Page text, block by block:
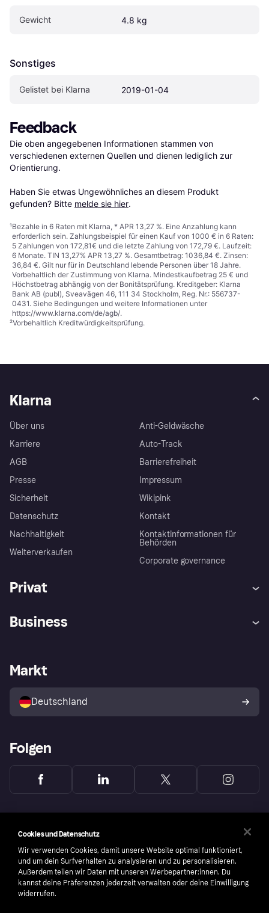
Gewicht 4.8 kg
Sonstiges
Gelistet bei Klarna 2019-01-04
Feedback
Die oben angegebenen Informationen stammen von
verschiedenen externen Quellen und dienen lediglich zur
Orientierung.
Haben Sie etwas Ungewöhnliches an diesem Produkt
gefunden? Bitte melde sie hier.
¹Bezahle in 6 Raten mit Klarna, * APR 13,27 %. Eine Anzahlung kann
erforderlich sein. Zahlungsbeispiel für einen Kauf von 1000 € in 6 Raten:
5 Zahlungen von 172,81€ und die letzte Zahlung von 172,79 €. Laufzeit:
6 Monate. TIN 13,27% APR 13,27 %. Gesamtbetrag: 1036,84 €. Zinsen:
36,84 €. Gilt nur für in Deutschland lebende Personen über 18 Jahre.
Vorbehaltlich der Zustimmung von Klarna. Mindestkaufbetrag 25 € und
Höchstbetrag abhängig von der Bonitätsprüfung. Kreditgeber: Klarna
Bank AB (publ), Sveavägen 46, 111 34 Stockholm, Reg. Nr.: 556737-
0431. Siehe Bedingungen und weitere Informationen unter
https://www.klarna.com/de/agb/.
²Vorbehaltlich Kreditwürdigkeitsprüfung.
Klarna
Über uns
Karriere
AGB
Presse
Sicherheit
Datenschutz
Nachhaltigkeit
Weiterverkaufen
Anti-Geldwäsche
Auto-Track
Barrierefreiheit
Impressum
Wikipink
Kontakt
Kontaktinformationen für
Behörden
Corporate governance
Privat
Klarna App
Shops entdecken
Käuferschutzrichtlinie
Dein Widerrufsrecht
Business
Händlerportal
Markt
Deutschland
Folgen
Cookies und Datenschutz
Wir verwenden Cookies, damit unsere Website optimal funktioniert,
und um dein Surfverhalten zu analysieren und zu personalisieren.
Außerdem teilen wir Daten mit unseren Werbepartner:innen. Du
kannst deine Präferenzen jederzeit verwalten oder deine Einwilligung
widerrufen.